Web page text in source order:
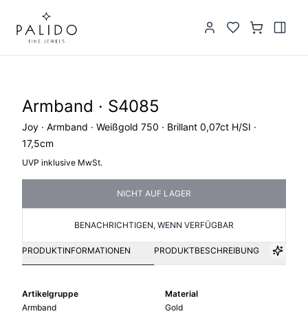
Armband · S4085
Joy · Armband · Weißgold 750 · Brillant 0,07ct H/SI ·
17,5cm
UVP inklusive MwSt.
NICHT AUF LAGER
BENACHRICHTIGEN, WENN VERFÜGBAR
PRODUKTINFORMATIONEN PRODUKTBESCHREIBUNG
Artikelgruppe
Armband
Material
Gold